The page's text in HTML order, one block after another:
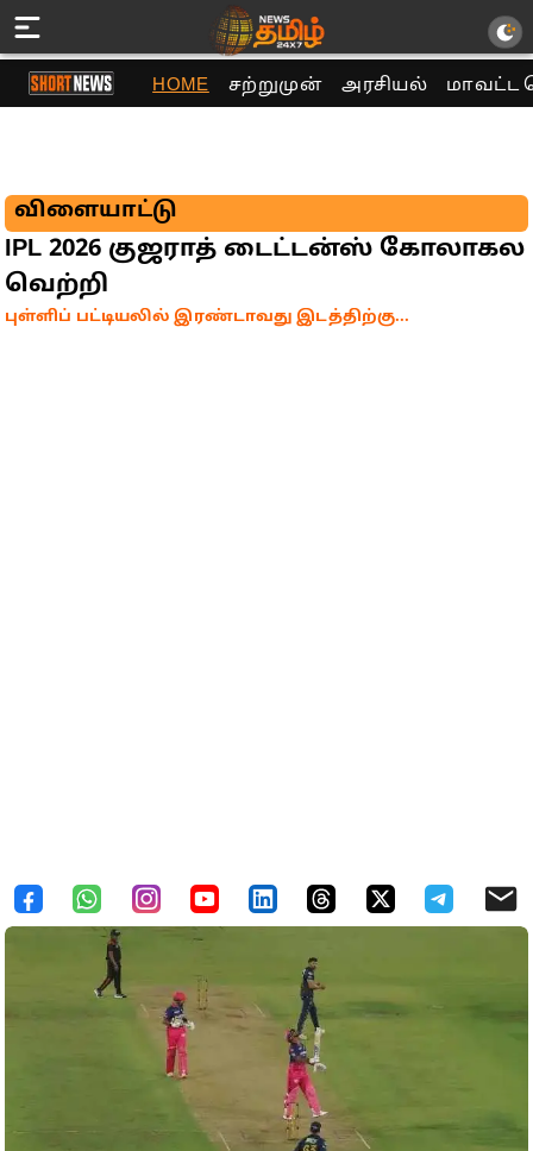
HOME சற்றுமுன் அரசியல் மாவட்ட
விளையாட்டு
IPL 2026 குஜராத் டைட்டன்ஸ் கோலாகல
வெற்றி
புள்ளிப் பட்டியலில் இரண்டாவது இடத்திற்கு...